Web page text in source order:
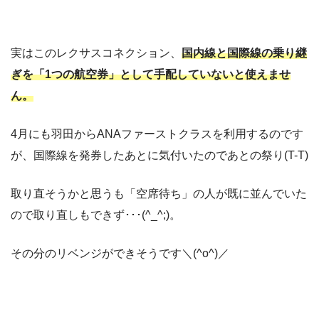
実はこのレクサスコネクション、 国内線と国際線の乗り継
ぎを「1つの航空券」として手配していないと使えませ
ん。
4月にも羽田からANAファーストクラスを利用するのです
が、国際線を発券したあとに気付いたのであとの祭り(T-T)
取り直そうかと思うも「空席待ち」の人が既に並んでいた
ので取り直しもできず･･･(^_^;)。
その分のリベンジができそうです＼(^o^)／